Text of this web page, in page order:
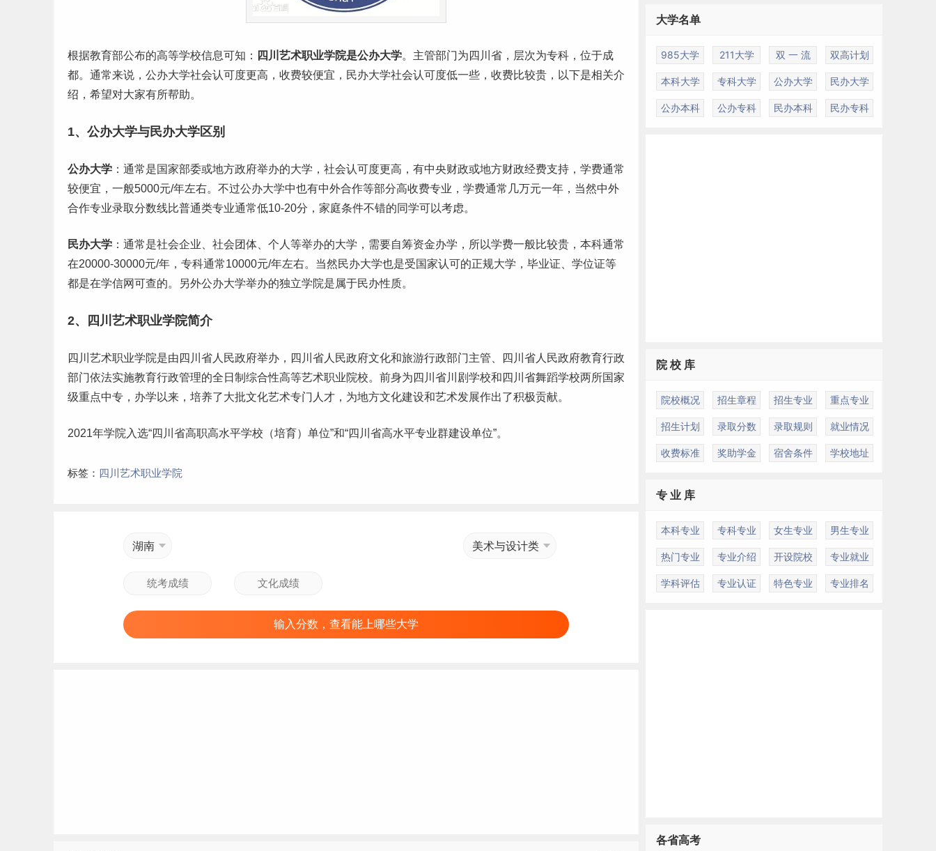
根据教育部公布的高等学校信息可知： 四川 艺术职业学院是公办大学。主管部门为四川省，层次为专科，位于成
都。通常来说，公办大学社会认可度更高，收费较便宜，民办大学社会认可度低一些，收费比较贵，以下是相关介
绍，希望对大家有所帮助。
1、公办大学与民办大学区别
公办大学 ：通常是国家部委或地方政府举办的大学，社会认可度更高，有中央财政或地方财政经费支持， 学费通常
较便宜，一般5000元/年左右。不过公办大学中也有中外合作等部分高收费专业，学费通常几万元一年，当然中外
合作专业录取分数线比普通类专业通常低10-20分，家庭条件不错的同学可以考虑。
民办大学 ：通常是社会企业、社会团体、个人等举办的大学，需要自筹资金办学，所以学费一般比较贵， 本科通常
在20000-30000元/年，专科通常10000元/年左右。当然民办大学也是受国家认可的正规大学， 毕业证、学位证等
都是在学信网可查的。另外公办大学举办的独立学院是属于民办性质。
2、四川艺术职业学院简介
四川艺术职业学院是由四川省人民政府举办，四川省人民政府文化和旅游行政部门主管、四川省人民政府教育行政
部门依法实施教育行政管理的全日制综合性高等艺术职业院校。前身为四川省川剧学校和四川省舞蹈学校两所国家
级重点中专，办学以来，培养了大批文化艺术专门人才，为地方文化建设和艺术发展作出了积极贡献。
2021年学院入选“四川省高职高水平学校 （培育）单位”和“四川省高水平专业群建设单位”。
标签： 四川艺术职业学院
湖南 美术与设计类
输入分数，查看能上哪些大学
大学名单
985大学 211大学 双 一 流 双高计划
本科大学 专科大学 公办大学 民办大学
公办本科 公办专科 民办本科 民办专科
院 校 库
院校概况 招生章程 招生专业 重点专业
招生计划 录取分数 录取规则 就业情况
收费标准 奖助学金 宿舍条件 学校地址
专 业 库
本科专业 专科专业 女生专业 男生专业
热门专业 专业介绍 开设院校 专业就业
学科评估 专业认证 特色专业 专业排名
各省高考